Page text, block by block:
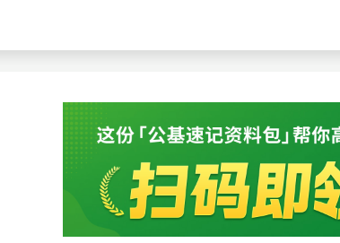
成绩查询
分数线
资格复审
分数线
历年真题